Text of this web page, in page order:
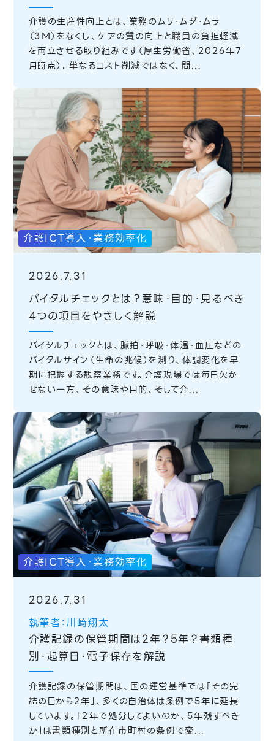
介護の生産性向上とは、業務のムリ・ムダ・ムラ
（3M）をなくし、ケアの質の向上と職員の負担軽減
を両立させる取り組みです（厚生労働省、2026年7
月時点）。単なるコスト削減ではなく、間...
介護ICT導入・業務効率化
2026.7.31
バイタルチェックとは？意味・目的・見るべき
4つの項目をやさしく解説
バイタルチェックとは、脈拍・呼吸・体温・血圧などの
バイタルサイン（生命の兆候）を測り、体調変化を早
期に把握する観察業務です。介護現場では毎日欠か
せない一方、その意味や目的、そして介...
介護ICT導入・業務効率化
2026.7.31
執筆者：川﨑翔太
介護記録の保管期間は2年？5年？書類種
別・起算日・電子保存を解説
介護記録の保管期間は、国の運営基準では「その完
結の日から2年」、多くの自治体は条例で5年に延長
しています。「2年で処分してよいのか、5年残すべき
か」は書類種別と所在市町村の条例で変...